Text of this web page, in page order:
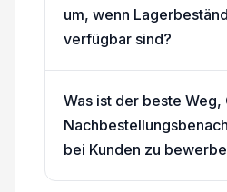
um, wenn
verfügbar sind?
Was ist der beste Weg,
bei Kunden zu